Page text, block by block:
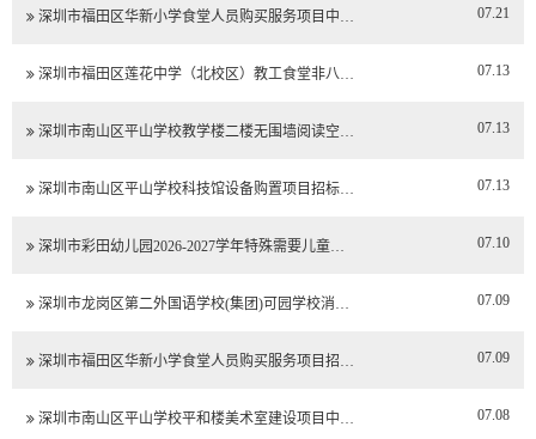
深圳市福田区华新小学食堂人员购买服务项目中… 07.21
深圳市福田区莲花中学（北校区）教工食堂非八… 07.13
深圳市南山区平山学校教学楼二楼无围墙阅读空… 07.13
深圳市南山区平山学校科技馆设备购置项目招标… 07.13
深圳市彩田幼儿园2026-2027学年特殊需要儿童… 07.10
深圳市龙岗区第二外国语学校(集团)可园学校消… 07.09
深圳市福田区华新小学食堂人员购买服务项目招… 07.09
深圳市南山区平山学校平和楼美术室建设项目中… 07.08